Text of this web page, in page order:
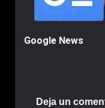
Google News
Deja un